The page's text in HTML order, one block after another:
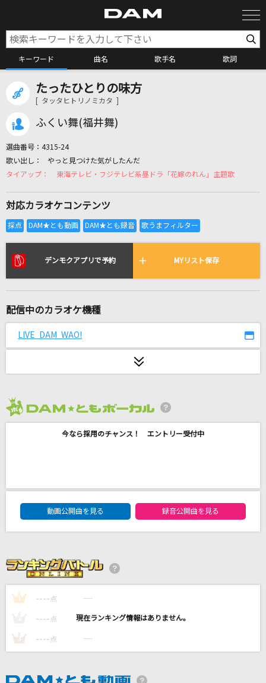
キーワード 曲名 歌手名 歌詞
カラオケ検索
カラオケ店舗検索
カラオケリクエスト
リアルタイムで歌われている曲の一覧
[生音]20歳のめぐり逢い
[生音]はじまりの合図
ケツメイシ
[生音]僕のこと
Mrs. GREEN APPLE
槇原敬之(Makihara)
[生音]君に届け
flumpool
[生音]好きだよ。～100回の後悔～
[生音]インフェルノ
たったひとりの味方
[ タッタヒトリノミカタ ]
ふくい舞(福井舞)
選曲番号： 4315-24
やっと見つけた気がしたんだ
東海テレビ・フジテレビ系昼ドラ「花嫁のれん」主題歌
対応カラオケコンテンツ
デンモクアプリで予約 MYリスト保存
配信中のカラオケ機種
LIVE DAM WAO!
今なら採用のチャンス！ エントリー受付中
DAM★ともボーカルエントリーランキング
動画公開曲を見る
録音公開曲を見る
1 ---- 点 ----
---- 点 ----
3 ---- 点 ----